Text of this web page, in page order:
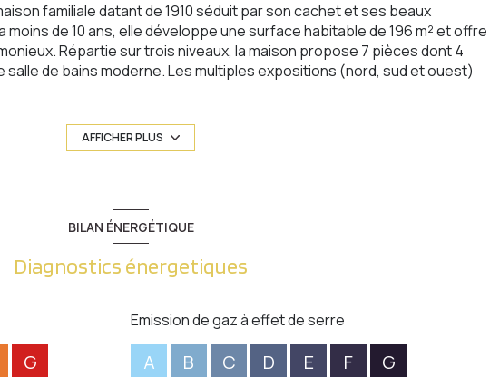
familiale datant de 1910 séduit par son cachet et ses beaux
moins de 10 ans, elle développe une surface habitable de 196 m² et offre
Répartie sur trois niveaux, la maison propose 7 pièces dont 4
de bains moderne. Les multiples expositions (nord, sud et ouest)
atmosphère à la fois chaleureuse et fonctionnelle. À l'extérieur,
de profiter pleinement des beaux jours dans un environnement
AFFICHER PLUS
BILAN ÉNERGÉTIQUE
Diagnostics énergetiques
G
Emission de gaz à effet de serre
A B C D E F G